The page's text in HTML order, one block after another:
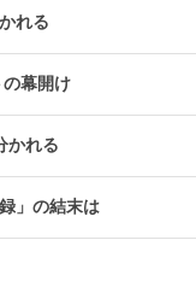
れる
の幕開け
かれる
」の結末は